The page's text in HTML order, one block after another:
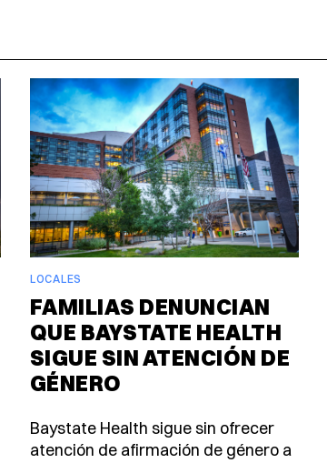
LOCALES
FAMILIAS DENUNCIAN
QUE BAYSTATE HEALTH
SIGUE SIN ATENCIÓN DE
GÉNERO
Baystate Health sigue sin ofrecer
atención de afirmación de género a